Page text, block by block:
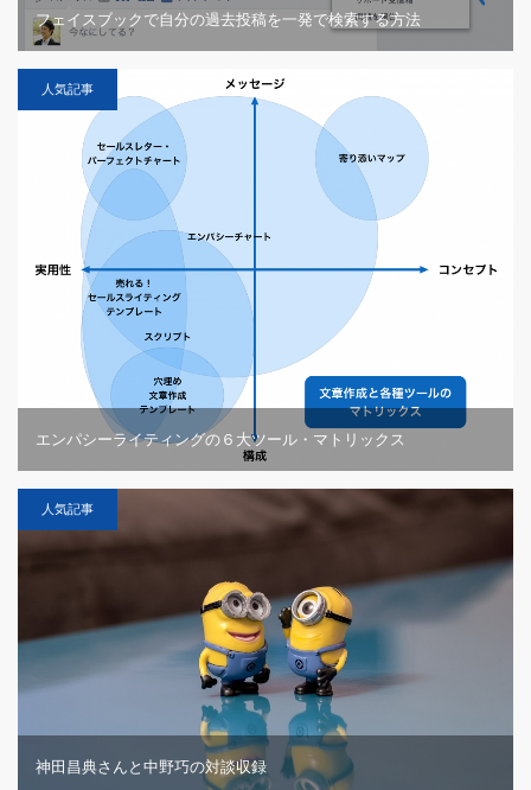
フェイスブックで自分の過去投稿を一発で検索する方法
人気記事
エンパシーライティングの６大ツール・マトリックス
人気記事
神田昌典さんと中野巧の対談収録